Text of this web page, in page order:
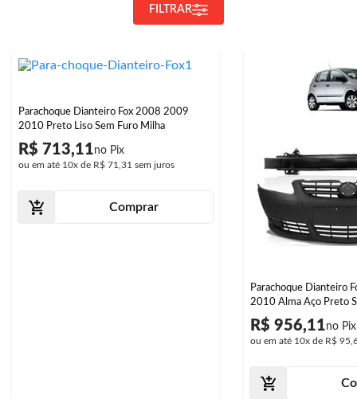
FILTRAR
Parachoque Dianteiro Fox 2008 2009
2010 Preto Liso Sem Furo Milha
R$ 713,11
ou em até 10x de R$ 71,31 sem juros
Comprar
Parachoque Dianteiro
2010 Alma Aço Preto
R$ 956,11
ou em até 10x de R$